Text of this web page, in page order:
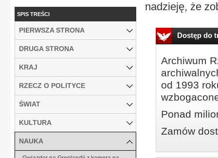
nadzieję, że
Dostęp do
Archiwum
od 1993
Ponad
Zamów
SPIS TREŚCI
PIERWSZA STRONA
DRUGA STRONA
KRAJ
RZECZ O POLITYCE
ŚWIAT
KULTURA
NAUKA